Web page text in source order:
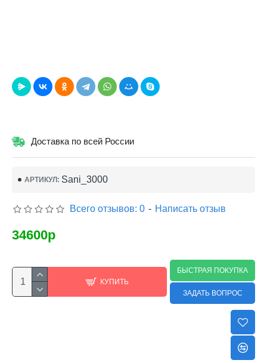
Доставка по всей России
АРТИКУЛ: Sani_3000
Всего отзывов: 0 - Написать отзыв
34600р
КУПИТЬ
БЫСТРАЯ ПОКУПКА
ЗАДАТЬ ВОПРОС